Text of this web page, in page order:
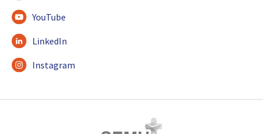
YouTube
LinkedIn
Instagram